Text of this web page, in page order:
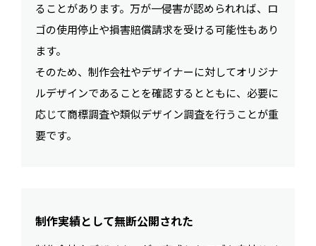
ることがあります。万が一侵害が認められれば、ロ
ゴの使用停止や損害賠償請求を受ける可能性もあり
ます。
そのため、制作会社やデザイナーに対してオリジナ
ルデザインであることを確認するとともに、必要に
応じて商標調査や類似デザイン調査を行うことが重
要です。
制作実績として無断公開された